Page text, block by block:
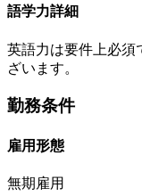
語学力詳細
英語力は要件上必須
ざいます。
勤務条件
雇用形態
無期雇用